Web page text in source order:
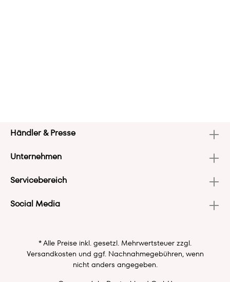
Händler & Presse
Unternehmen
Servicebereich
Social Media
* Alle Preise inkl. gesetzl. Mehrwertsteuer zzgl.
Versandkosten und ggf. Nachnahmegebühren, wenn
nicht anders angegeben.